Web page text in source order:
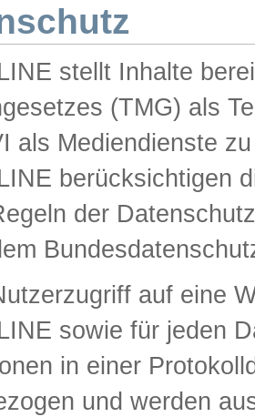
stellt Inhalte
(TMG) als
als Mediendienste
berücksichtigen
der
auf eine
sowie für jeden
in einer
und werden